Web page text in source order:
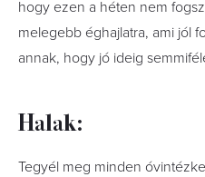
hogy ezen a héten nem
melegebb éghajlatra, ami jól
annak, hogy jó ideig
Halak:
Tegyél meg minden